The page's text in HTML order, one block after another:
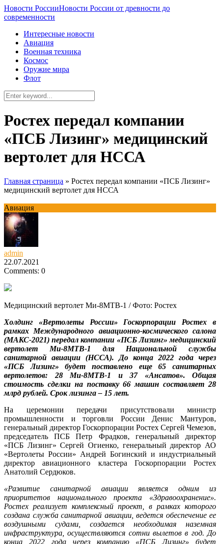
Новости РоссииНовости России от древности до
современности
Интересные новости
Авиация
Военная техника
Космос
Оружие мира
Флот
Ростех передал компании
«ПСБ Лизинг» медицинский
вертолет для НССА
Главная страница » Ростех передал компании «ПСБ Лизинг»
медицинский вертолет для НССА
Авиация
admin
22.07.2021
Comments: 0
Медицинский вертолет Ми-8МТВ-1 / Фото: Ростех
Холдинг «Вертолеты России» Госкорпорации Ростех в
рамках Международного авиационно-космического салона
(МАКС-2021) передал компании «ПСБ Лизинг» медицинский
вертолет Ми-8МТВ-1 для Национальной службы
санитарной авиации (НССА). До конца 2022 года через
«ПСБ Лизинг» будет поставлено еще 65 санитарных
вертолетов: 28 Ми-8МТВ-1 и 37 «Ансатов». Общая
стоимость сделки на поставку 66 машин составляет 28
млрд рублей. Срок лизинга – 15 лет.
На церемонии передачи присутствовали министр
промышленности и торговли России Денис Мантуров,
генеральный директор Госкорпорации Ростех Сергей Чемезов,
председатель ПСБ Петр Фрадков, генеральный директор
«ПСБ Лизинг» Сергей Огиенко, генеральный директор АО
«Вертолеты России» Андрей Богинский и индустриальный
директор авиационного кластера Госкорпорации Ростех
Анатолий Сердюков.
«Развитие санитарной авиации является одним из
приоритетов национального проекта «Здравоохранение».
Ростех реализует комплексный проект, в рамках которого
создана служба санитарной авиации, ведется обеспечение ее
воздушными судами, создается необходимая наземная
инфраструктура, осуществляются сотни вылетов в год. До
конца 2022 года через компанию «ПСБ Лизинг» будет